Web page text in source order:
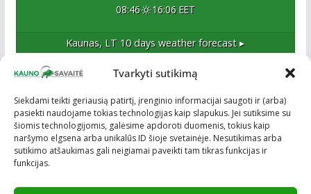
Tvarkyti sutikimą
Siekdami teikti geriausią patirtį, įrenginio informacijai saugoti ir (arba)
pasiekti naudojame tokias technologijas kaip slapukus. Jei sutiksime su
šiomis technologijomis, galėsime apdoroti duomenis, tokius kaip
naršymo elgsena arba unikalūs ID šioje svetainėje. Nesutikimas arba
sutikimo atšaukimas gali neigiamai paveikti tam tikras funkcijas ir
funkcijas.
08:46 16:06 EET
Kaunas, LT 10 days weather forecast ▸
Esame naujas Kaune, tačiau veržlus ir profesionalus
kolektyvas. Ne naujokai žiniasklaidoje. Į Kauną
žengiame tvirtai įsitikinę savo sėkme.